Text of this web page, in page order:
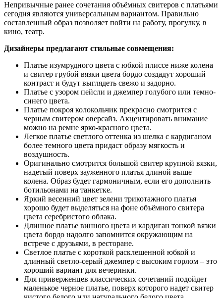
Непривычные ранее сочетания объёмных свитеров с платьями
сегодня являются универсальным вариантом. Правильно
составленный образ позволяет пойти на работу, прогулку, в
кино, театр.
Дизайнеры предлагают стильные совмещения:
Платье изумрудного цвета с юбкой плиссе ниже колена
и свитер грубой вязки цвета бордо создадут хороший
контраст и будут выглядеть свежо и задорно.
Платье с узором пейсли и джемпер голубого или темно-
синего цвета.
Платье покроя колокольчик прекрасно смотрится с
черным свитером оверсайз. Акцентировать внимание
можно на ремне ярко-красного цвета.
Легкое платье светлого оттенка из шелка с кардиганом
более темного цвета придаст образу мягкость и
воздушность.
Оригинально смотрится большой свитер крупной вязки,
надетый поверх зауженного платья длиной выше
колена. Образ будет гармоничным, если его дополнить
ботильонами на танкетке.
Яркий весенний цвет зелени трикотажного платья
хорошо будет выделяться на фоне объёмного свитера
цвета серебристого облака.
Длинное платье винного цвета и кардиган тонкой вязки
цвета бордо надолго запомнится окружающим на
встрече с друзьями, в ресторане.
Светлое платье с короткой расклешенной юбкой и
длинный светло-серый джемпер с высоким горлом – это
хороший вариант для вечеринки.
Для приверженцев классических сочетаний подойдет
маленькое черное платье, поверх которого надет свитер